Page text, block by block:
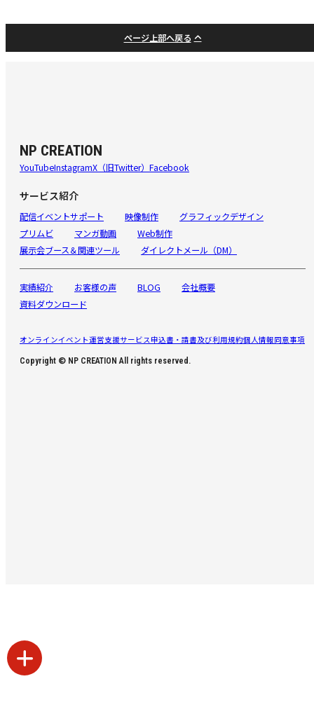
ページ上部へ戻る
NP CREATION
YouTubeInstagramX（旧Twitter） Facebook
サービス紹介
配信イベントサポート 映像制作
グラフィックデザイン
プリムビ
マンガ動画
Web制作
展示会ブース＆関連ツール
ダイレクトメール（DM）
実績紹介 お客様の声 BLOG
会社概要
資料ダウンロード
オンラインイベント運営支援サービス申込書・請書及び利用規約個人情報同意事項
Copyright © NP CREATION All rights reserved.